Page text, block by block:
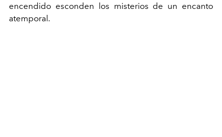
encendido esconden los misterios de un encanto
atemporal.